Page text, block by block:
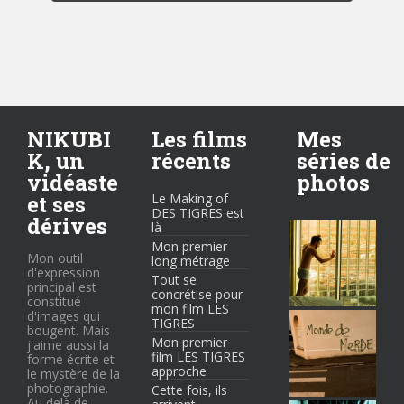
NIKUBI
K, un
vidéaste
et ses
dérives
Mon outil
d'expression
principal est
constitué
d'images qui
bougent. Mais
j'aime aussi la
forme écrite et
le mystère de la
photographie.
Les films
récents
Le Making of
DES TIGRES est
là
Mon premier
long métrage
Tout se
concrétise pour
mon film LES
TIGRES
Mon premier
film LES TIGRES
approche
Cette fois, ils
Mes
séries de
photos